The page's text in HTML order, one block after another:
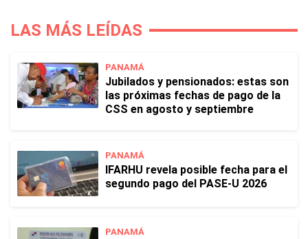
LAS MÁS LEÍDAS
PANAMÁ
Jubilados y pensionados: estas son
las próximas fechas de pago de la
CSS en agosto y septiembre
PANAMÁ
IFARHU revela posible fecha para el
segundo pago del PASE-U 2026
PANAMÁ